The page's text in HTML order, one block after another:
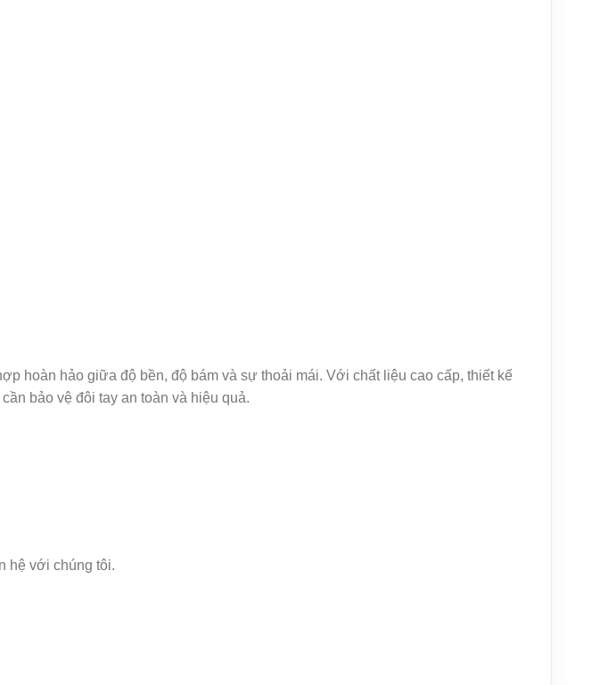
hoàn hảo giữa độ bền, độ bám và sự thoải mái. Với chất liệu cao cấp, thiết kế
bảo vệ đôi tay an toàn và hiệu quả.
hệ với chúng tôi.